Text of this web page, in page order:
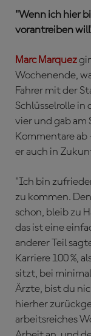
"Wenn ich hier
vorantreiben
Marc Marquez
Wochenende,
Fahrer mit der
Schlüsselrolle in
vier und gab am
Kommentare ab
er auch in
"Ich bin
zu kommen.
schon, bleib zu
das ist eine
anderer Teil
Karriere 100 %,
sitzt, bei
Ärzte, bist du
hierher
arbeitsreiches